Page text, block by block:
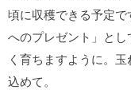
頃に収穫できる予定
へのプレゼント」と
く育ちますように。
込めて。